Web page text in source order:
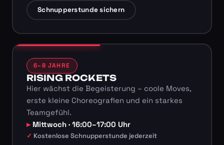
Schnupperstunde sichern
6–8 JAHRE
RISING ROCKETS
Hier wächst die Begeisterung – coole Moves,
erste kleine Choreografien und ein starkes
Teamgefühl.
Mittwoch · 16:00–17:00 Uhr
Kostenlose Schnupperstunde jederzeit